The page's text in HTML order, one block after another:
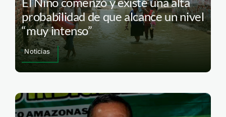
probabilidad de que alcance un nivel
“muy intenso”
Noticias